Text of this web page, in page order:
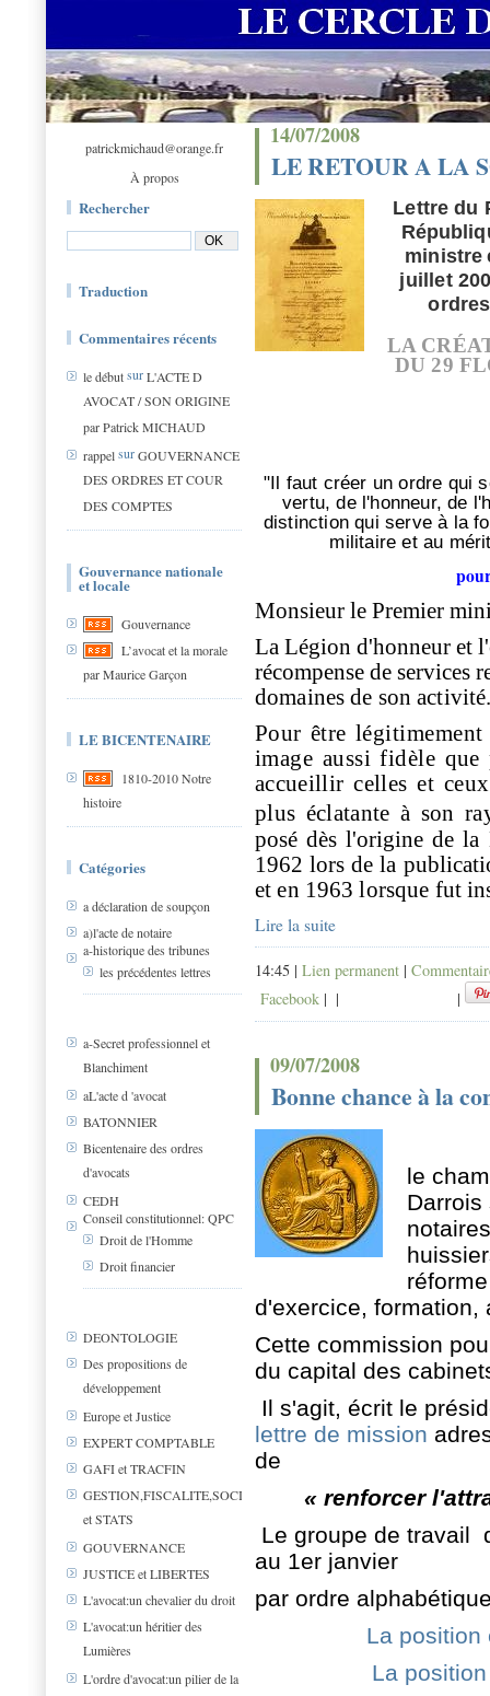
patrickmichaud@orange.fr
À propos
Rechercher
Traduction
Commentaires récents
le débutsurL'ACTE D
AVOCAT / SON ORIGINE
par Patrick MICHAUD
rappelsurGOUVERNANCE
DES ORDRES ET COUR
DES COMPTES
Gouvernance nationale
et locale
Gouvernance
L’avocat et la morale
par Maurice Garçon
LE BICENTENAIRE
1810-2010 Notre
histoire
Catégories
a déclaration de soupçon
a)l'acte de notaire
a-historique des tribunes
les précédentes lettres
a-Secret professionnel et
Blanchiment
aL'acte d 'avocat
BATONNIER
Bicentenaire des ordres
d'avocats
CEDH
Conseil constitutionnel: QPC
Droit de l'Homme
Droit financier
DEONTOLOGIE
Des propositions de
développement
Europe et Justice
EXPERT COMPTABLE
GAFI et TRACFIN
GESTION,FISCALITE,SOCIAL
et STATS
GOUVERNANCE
JUSTICE et LIBERTES
L'avocat:un chevalier du droit
L'avocat:un héritier des
Lumières
L'ordre d'avocat:un pilier de la
14/07/2008
LE RETOUR A LA
Lettre du
ministre
juillet
LA
DU 29
"Il faut créer un ordre qui
vertu, de l'honneur, de
distinction qui serve à la
militaire et au
Monsieur le Premier
La Légion d'honneur et
récompense de services
domaines de son
Pour être
image aussi fidèle
accueillir celles et
plus éclatante à son
posé dès l'origine de la
1962 lors de la
et en 1963 lorsque fut
Lire la suite
14:45 | Lien permanent |
Facebook | | |
09/07/2008
Bonne chance à la
le
Darrois
d'exercice, formation,
Cette commission
du capital des
Il s'agit, écrit le
lettre de mission
de
« renforcer
Le groupe de travail
au 1er janvier
par ordre
La position
La